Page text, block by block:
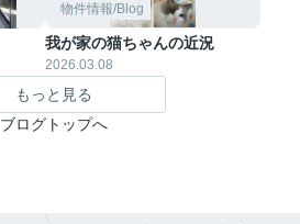
物件情報/Blog
我が家の猫ちゃんの近況
2026.03.08
もっと見る
ブログトップへ